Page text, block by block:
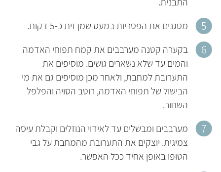
מטגנים את הפטריות במעט שמן זית כ-5 דקות.
בקערה קטנה מערבבים את קמח תפוחי האדמה
והמים עד שלא נשארים גושים. מוסיפים את
התערובת למחבת, ולאחר מכן מוסיפים גם את מי
הבישול של תפוחי האדמה, רוטב הסויה והפלפל
השחור.
מערבבים ומבשלים עד לאידוי הנוזלים וקבלת עיסה
צמיגית. יוצקים את התערובת מהמחבת על גבי
הטופו באופן אחיד ככל האפשר.